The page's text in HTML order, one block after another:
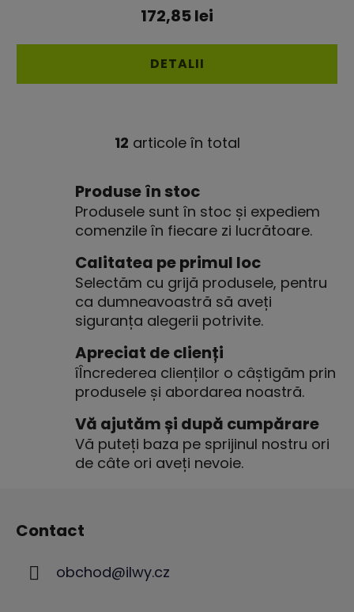
a
este
4,0
stele.
172,85 lei
DETALII
C
n
t
r
o
l
u
l
l
i
s
t
ă
r
i
l
o
r
12 articole în total
Produse în stoc
Produsele sunt în stoc și expediem
comenzile în fiecare zi lucrătoare.
Calitatea pe primul loc
Selectăm cu grijă produsele, pentru
ca dumneavoastră să aveți
siguranța alegerii potrivite.
Apreciat de clienți
îÎncrederea clienților o câștigăm prin
produsele și abordarea noastră.
Vă ajutăm și după cumpărare
Vă puteți baza pe sprijinul nostru ori
de câte ori aveți nevoie.
Contact
obchod@ilwy.cz